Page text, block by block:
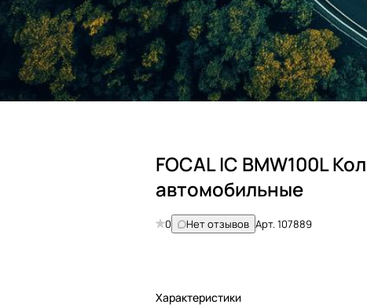
FOCAL IC BMW100L
автомобильные
0 Нет отзывов Арт.107889
Характеристики